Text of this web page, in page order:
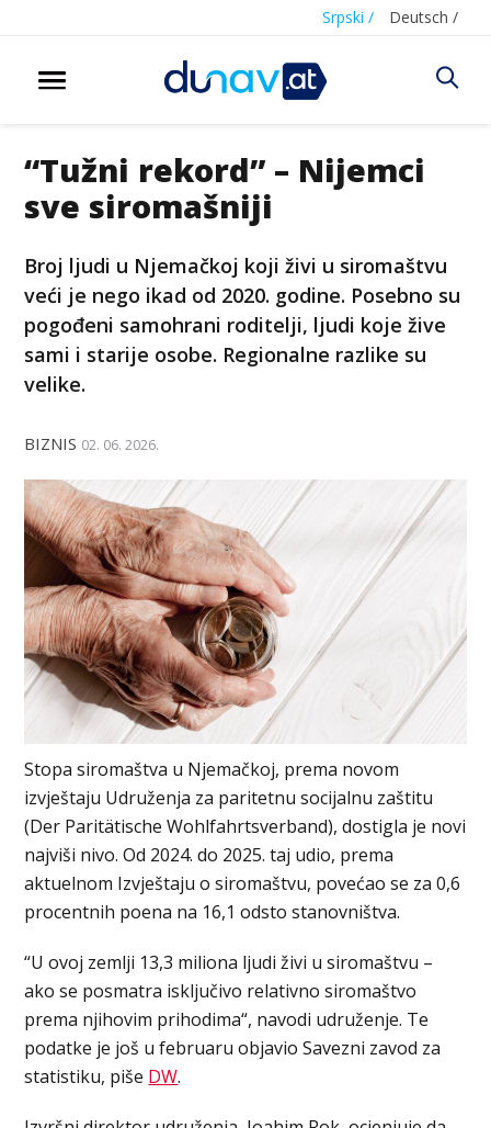
Srpski / Deutsch /
“Tužni rekord” – Nijemci
sve siromašniji
Broj ljudi u Njemačkoj koji živi u siromaštvu
veći je nego ikad od 2020. godine. Posebno su
pogođeni samohrani roditelji, ljudi koje žive
sami i starije osobe. Regionalne razlike su
velike.
BIZNIS 02. 06. 2026.
Stopa siromaštva u Njemačkoj, prema novom
izvještaju Udruženja za paritetnu socijalnu zaštitu
(Der Paritätische Wohlfahrtsverband), dostigla je novi
najviši nivo. Od 2024. do 2025. taj udio, prema
aktuelnom Izvještaju o siromaštvu, povećao se za 0,6
procentnih poena na 16,1 odsto stanovništva.
“U ovoj zemlji 13,3 miliona ljudi živi u siromaštvu –
ako se posmatra isključivo relativno siromaštvo
prema njihovim prihodima“, navodi udruženje. Te
podatke je još u februaru objavio Savezni zavod za
statistiku, piše DW.